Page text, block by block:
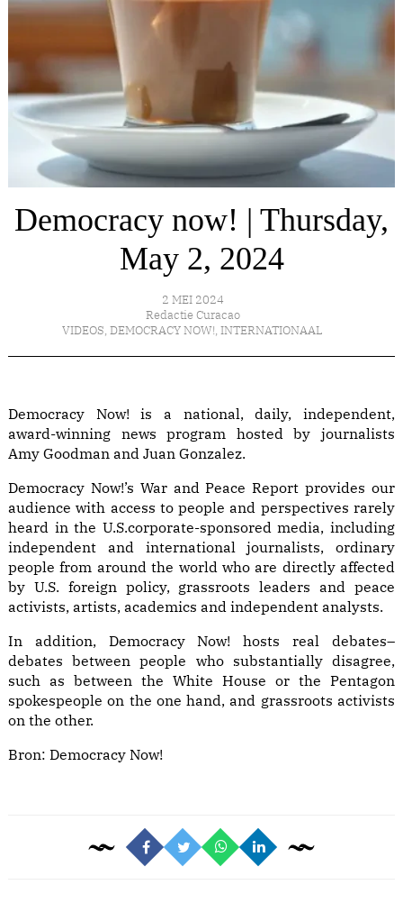
Democracy now! | Thursday,
May 2, 2024
2 MEI 2024
Redactie Curacao
VIDEOS, DEMOCRACY NOW!, INTERNATIONAAL
Democracy Now! is a national, daily, independent,
award-winning news program hosted by journalists
Amy Goodman and Juan Gonzalez.
Democracy Now!’s War and Peace Report provides our
audience with access to people and perspectives rarely
heard in the U.S.corporate-sponsored media, including
independent and international journalists, ordinary
people from around the world who are directly affected
by U.S. foreign policy, grassroots leaders and peace
activists, artists, academics and independent analysts.
In addition, Democracy Now! hosts real debates–
debates between people who substantially disagree,
such as between the White House or the Pentagon
spokespeople on the one hand, and grassroots activists
on the other.
Bron: Democracy Now!